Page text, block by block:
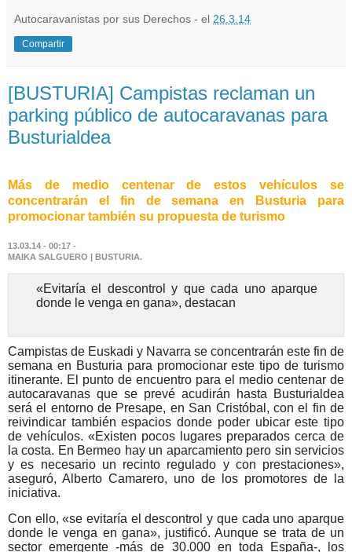
Autocaravanistas por sus Derechos - el 26.3.14
Compartir
[BUSTURIA] Campistas reclaman un
parking público de autocaravanas para
Busturialdea
Más de medio centenar de estos vehículos se
concentrarán el fin de semana en Busturia para
promocionar también su propuesta de turismo
13.03.14 - 00:17 -
MAIKA SALGUERO | BUSTURIA.
«Evitaría el descontrol y que cada uno aparque
donde le venga en gana», destacan
Campistas de Euskadi y Navarra se concentrarán este fin de
semana en Busturia para promocionar este tipo de turismo
itinerante. El punto de encuentro para el medio centenar de
autocaravanas que se prevé acudirán hasta Busturialdea
será el entorno de Presape, en San Cristóbal, con el fin de
reivindicar también espacios donde poder ubicar este tipo
de vehículos. «Existen pocos lugares preparados cerca de
la costa. En Bermeo hay un aparcamiento pero sin servicios
y es necesario un recinto regulado y con prestaciones»,
aseguró, Alberto Camarero, uno de los promotores de la
iniciativa.
Con ello, «se evitaría el descontrol y que cada uno aparque
donde le venga en gana», justificó. Aunque se trata de un
sector emergente -más de 30.000 en toda España-, los